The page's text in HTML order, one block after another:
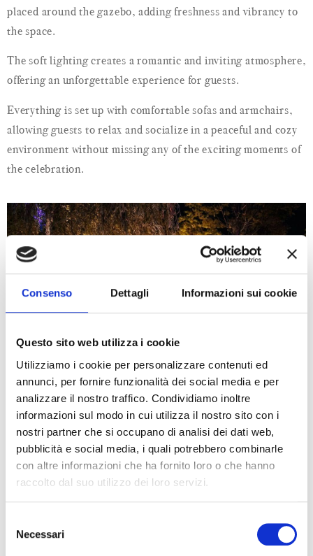
Consenso Dettagli Informazioni sui cookie
Questo sito web utilizza i cookie
Utilizziamo i cookie per personalizzare contenuti ed
annunci, per fornire funzionalità dei social media e per
analizzare il nostro traffico. Condividiamo inoltre
informazioni sul modo in cui utilizza il nostro sito con i
nostri partner che si occupano di analisi dei dati web,
pubblicità e social media, i quali potrebbero combinarle
con altre informazioni che ha fornito loro o che hanno
raccolto dal suo utilizzo dei loro servizi.
delNecessari
placed around the gazebo, adding freshness and vibrancy to
the space.
The soft lighting creates a romantic and inviting atmosphere,
offering an unforgettable experience for guests.
Everything is set up with comfortable sofas and armchairs,
allowing guests to relax and socialize in a peaceful and cozy
environment without missing any of the exciting moments of
the celebration.
Would You Like To Request
Information For Your Event?
Name